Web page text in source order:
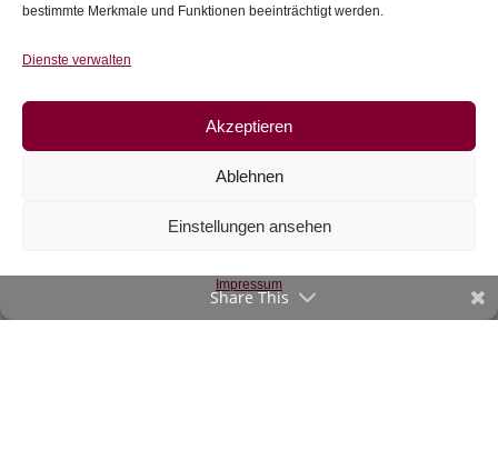
bestimmte Merkmale und Funktionen beeinträchtigt werden.
Dienste verwalten
Akzeptieren
Ablehnen
Einstellungen ansehen
Impressum
(schwarz/weiß)
Share This